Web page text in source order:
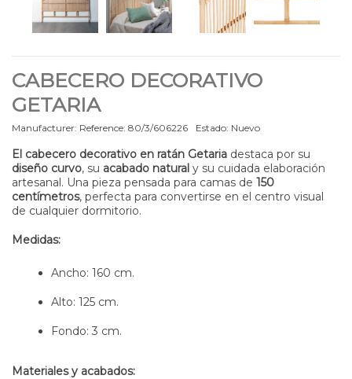
CABECERO DECORATIVO
GETARIA
Manufacturer: Reference: 80/3/606226 Estado: Nuevo
El cabecero decorativo en ratán Getaria destaca por su
diseño curvo, su acabado natural y su cuidada elaboración
artesanal. Una pieza pensada para camas de 150
centímetros, perfecta para convertirse en el centro visual
de cualquier dormitorio.
Medidas:
Ancho: 160 cm.
Alto: 125 cm.
Fondo: 3 cm.
Materiales y acabados: